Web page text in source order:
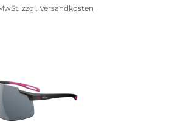
zzgl. Versandkosten